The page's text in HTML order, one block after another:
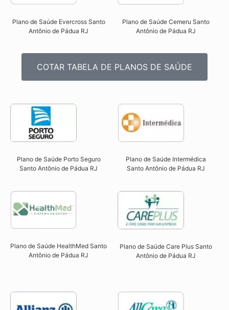
Plano de Saúde Evercross Santo
Antônio de Pádua RJ​
Plano de Saúde Cemeru Santo
Antônio de Pádua RJ​
COTAR TABELA DE PLANOS DE SAÚDE
Plano de Saúde Porto Seguro
Santo Antônio de Pádua RJ​
Plano de Saúde Intermédica
Santo Antônio de Pádua RJ​
Plano de Saúde HealthMed Santo
Antônio de Pádua RJ
Plano de Saúde Care Plus Santo
Antônio de Pádua RJ​